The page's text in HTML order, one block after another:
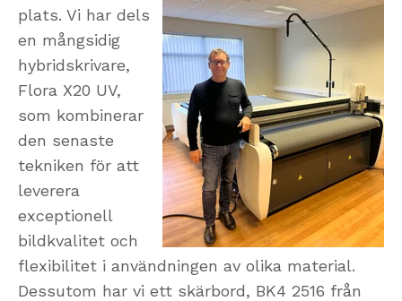
plats. Vi har dels
en mångsidig
hybridskrivare,
Flora X20 UV,
som kombinerar
den senaste
tekniken för att
leverera
exceptionell
bildkvalitet och
flexibilitet i användningen av olika material.
Dessutom har vi ett skärbord, BK4 2516 från